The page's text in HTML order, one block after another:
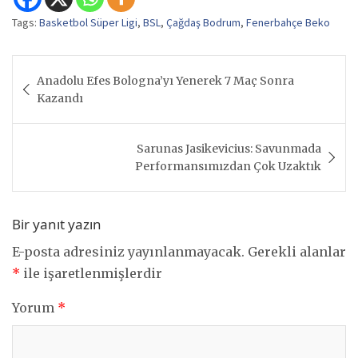
Tags: Basketbol Süper Ligi, BSL, Çağdaş Bodrum, Fenerbahçe Beko
gezinmesi
Anadolu Efes Bologna’yı Yenerek 7 Maç Sonra
Kazandı
Sarunas Jasikevicius: Savunmada
Performansımızdan Çok Uzaktık
Bir yanıt yazın
E-posta adresiniz yayınlanmayacak. Gerekli alanlar
* ile işaretlenmişlerdir
Yorum *